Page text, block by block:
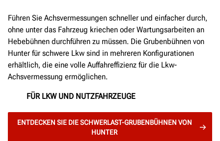
Führen Sie Achsvermessungen schneller und einfacher durch,
ohne unter das Fahrzeug kriechen oder Wartungsarbeiten an
Hebebühnen durchführen zu müssen. Die Grubenbühnen von
Hunter für schwere Lkw sind in mehreren Konfigurationen
erhältlich, die eine volle Auffahreffizienz für die Lkw-
Achsvermessung ermöglichen.
FÜR LKW UND NUTZFAHRZEUGE
ENTDECKEN SIE DIE SCHWERLAST-GRUBENBÜHNEN VON
HUNTER